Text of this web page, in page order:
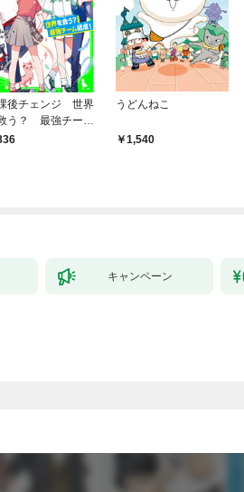
後チェンジ 世界
う？ 最強チーム
！
うどんねこ
1,540
キャンペーン